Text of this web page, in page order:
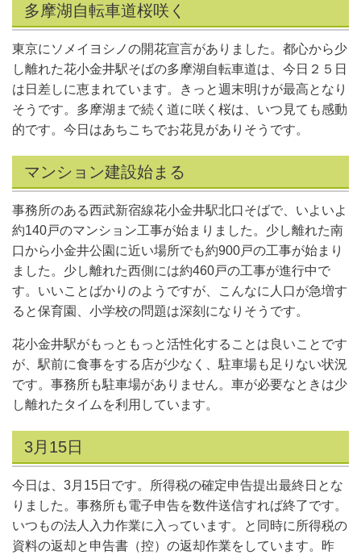
多摩湖自転車道桜咲く
東京にソメイヨシノの開花宣言がありました。都心から少
し離れた花小金井駅そばの多摩湖自転車道は、今日２５日
は日差しに恵まれています。きっと週末明けが最高となり
そうです。多摩湖まで続く道に咲く桜は、いつ見ても感動
的です。今日はあちこちでお花見がありそうです。
マンション建設始まる
事務所のある西武新宿線花小金井駅北口そばで、いよいよ
約140戸のマンション工事が始まりました。少し離れた南
口から小金井公園に近い場所でも約900戸の工事が始まり
ました。少し離れた西側には約460戸の工事が進行中で
す。いいことばかりのようですが、こんなに人口が急増す
ると保育園、小学校の問題は深刻になりそうです。
花小金井駅がもっともっと活性化することは良いことです
が、駅前に食事をする店が少なく、駐車場も足りない状況
です。事務所も駐車場がありません。車が必要なときは少
し離れたタイムを利用しています。
3月15日
今日は、3月15日です。所得税の確定申告提出最終日とな
りました。事務所も電子申告を数件送信すれば終了です。
いつもの法人入力作業に入っています。と同時に所得税の
資料の返却と申告書（控）の返却作業をしています。昨